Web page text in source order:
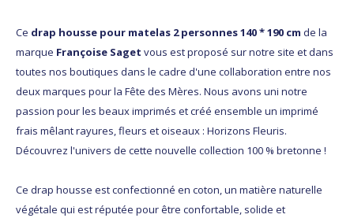
Ce drap housse pour matelas 2 personnes 140 * 190 cm de la
marque Françoise Saget vous est proposé sur notre site et dans
toutes nos boutiques dans le cadre d'une collaboration entre nos
deux marques pour la Fête des Mères. Nous avons uni notre
passion pour les beaux imprimés et créé ensemble un imprimé
frais mêlant rayures, fleurs et oiseaux : Horizons Fleuris.
Découvrez l'univers de cette nouvelle collection 100 % bretonne !
Ce drap housse est confectionné en coton, un matière naturelle
végétale qui est réputée pour être confortable, solide et